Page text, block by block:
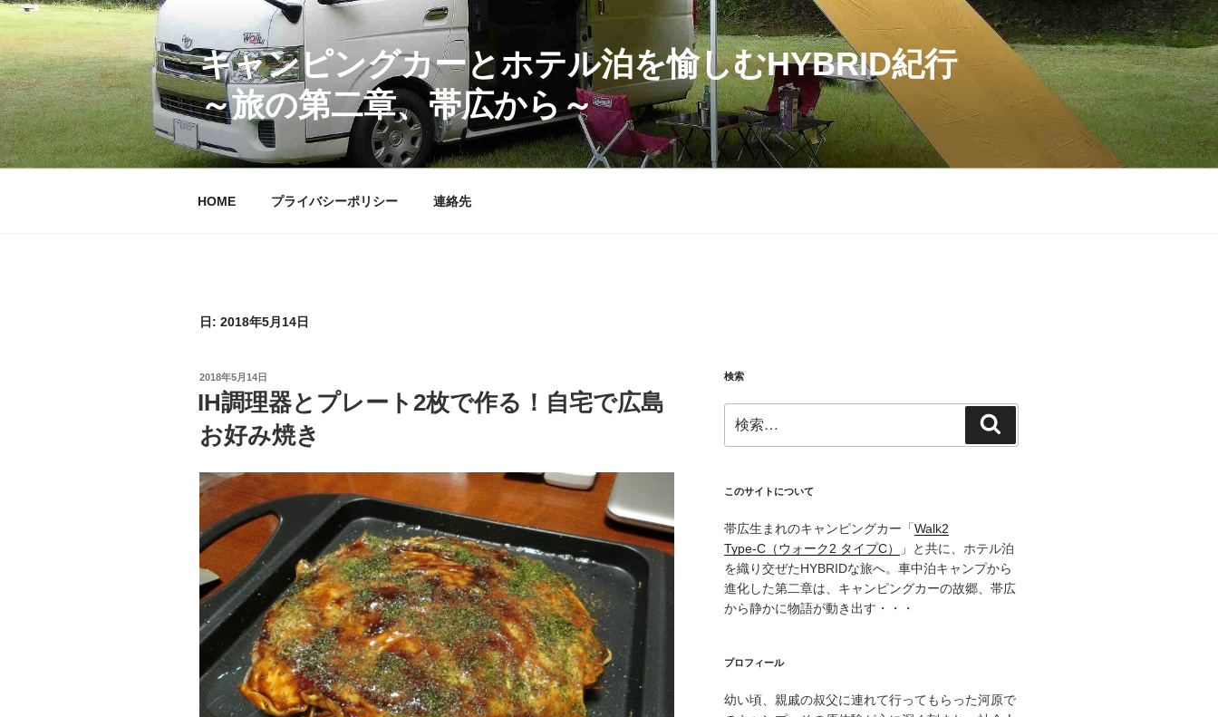
コ
テ
ン
ツ
へ
ス
キ
キャンピングカーとホテル泊を愉しむHYBRID紀行
～旅の第二章、帯広から～
HOME プライバシーポリシー 連絡先
日: 2018年5月14日
投
日:
2018年5月14日
IH調理器とプレート2枚で作る！自宅で広島
お好み焼き
検索
索:
索
このサイトについて
帯広生まれのキャンピングカー「Walk2
Type‑C（ウォーク2 タイプC）
」と共に、ホテル泊
を織り交ぜたHYBRIDな旅へ。車中泊キャンプから
進化した第二章は、キャンピングカーの故郷、帯広
から静かに物語が動き出す・・・
プロフィール
幼い頃、親戚の叔父に連れて行ってもらった河原で